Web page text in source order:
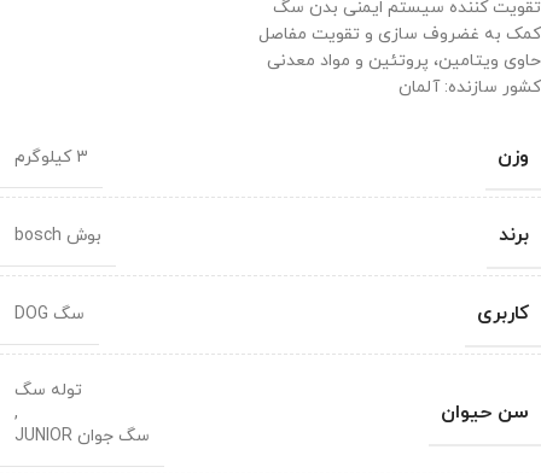
تقویت کننده سیستم ایمنی بدن سگ
کمک به غضروف سازی و تقویت مفاصل
حاوی ویتامین، پروتئین و مواد معدنی
کشور سازنده: آلمان
وزن 3 کیلوگرم
برند بوش bosch
کاربری سگ DOG
سن حیوان
توله سگ
,
سگ جوان JUNIOR